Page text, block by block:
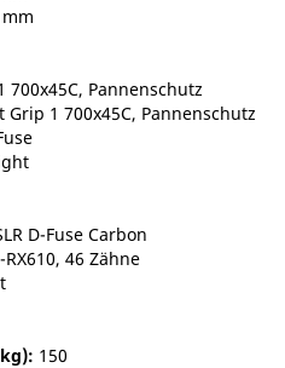
700x45C, Pannenschutz
Grip 1 700x45C, Pannenschutz
D-Fuse Carbon
RX610, 46 Zähne
150